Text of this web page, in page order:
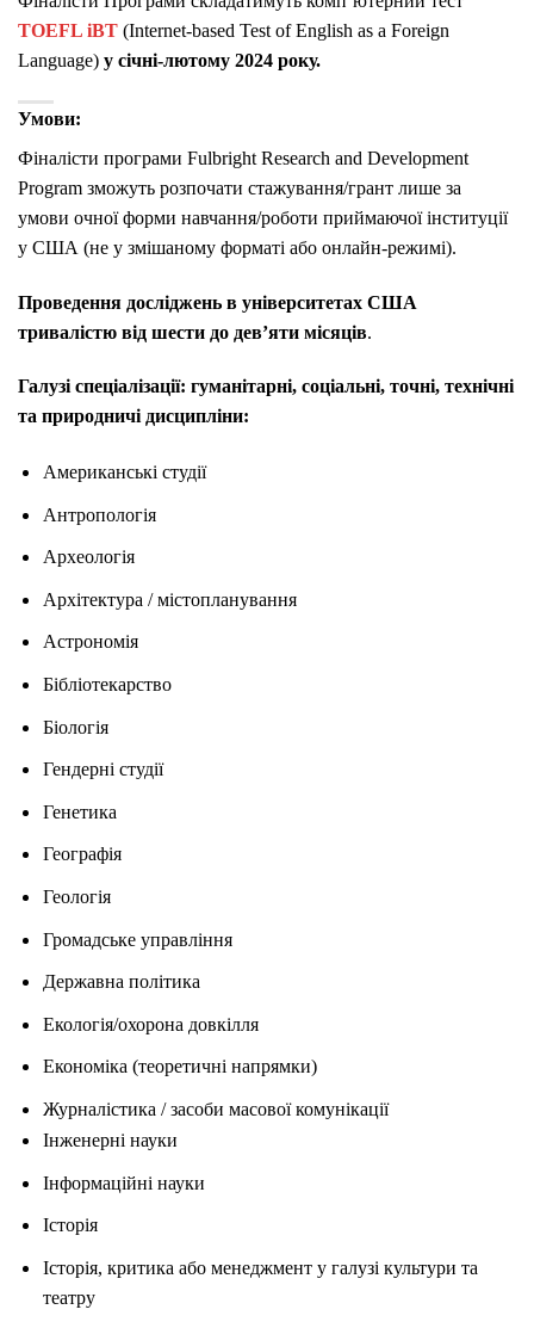
TOEFL iBT (Internet-based Test of English as a Foreign
Language) у січні-лютому 2024 року.
Умови:
Фіналісти програми Fulbright Research and Development
Program зможуть розпочати стажування/грант лише за
умови очної форми навчання/роботи приймаючої інституції
у США (не у змішаному форматі або онлайн-режимі).
Проведення досліджень в університетах США
тривалістю від шести до дев’яти місяців.
Галузі спеціалізації: гуманітарні, соціальні, точні, технічні
та природничі дисципліни:
Американські студії
Антропологія
Археологія
Архітектура / містопланування
Астрономія
Бібліотекарство
Біологія
Гендерні студії
Генетика
Географія
Геологія
Громадське управління
Державна політика
Екологія/охорона довкілля
Економіка (теоретичні напрямки)
Журналістика / засоби масової комунікації
Інженерні науки
Інформаційні науки
Історія
Історія, критика або менеджмент у галузі культури та
театру